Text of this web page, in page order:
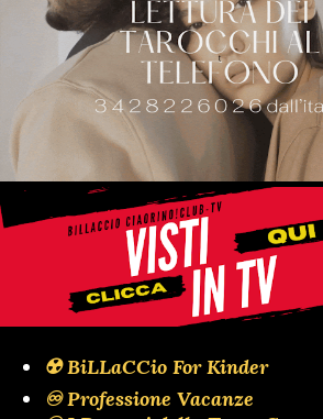
☢️ BiLLaCCio For Kinder
♾️ Professione Vacanze